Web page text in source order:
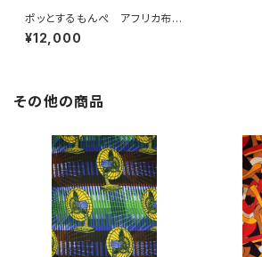
ポッとするもんぺ アフリカ布
No.69
¥12,000
その他の商品